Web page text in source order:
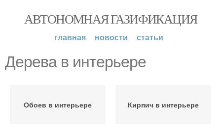
АВТОНОМНАЯ ГАЗИФИКАЦИЯ
главная новости статьи
Дерева в интерьере
Обоев в интерьере Кирпич в интерьере